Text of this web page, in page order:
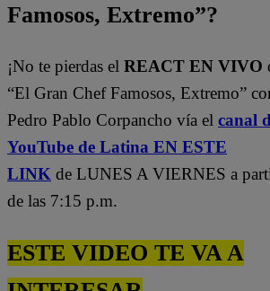
Famosos, Extremo”?
¡No te pierdas el REACT EN VIVO
“El Gran Chef Famosos, Extremo”
Pedro Pablo Corpancho vía el canal
YouTube de Latina EN ESTE
LINK de LUNES A VIERNES a
de las 7:15 p.m.
ESTE VIDEO TE VA A